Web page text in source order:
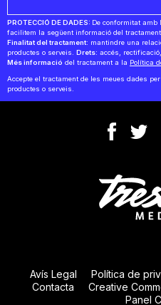
PROTECCIÓ DE DADES: De conformitat amb
facilitem la següent informació del
Finalitat del tractament: mantindre una
productes o serveis. Drets: accés,
Més informació del tractament a la Política
Accepte el tractament de les meues dades
productes o serveis.
Avís Legal Política de
Contacta
Creative
Panel